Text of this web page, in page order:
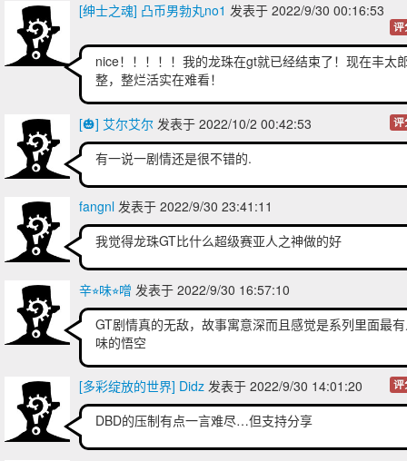
[绅士之魂] 凸币男勃丸no1 发表于 2022/9/30 00:16:53
评
nice！！！！！我的龙珠在gt就已经结束了！现在丰太
整，整烂活实在难看！
[🎃] 艾尔艾尔 发表于 2022/10/2 00:42:53 评
有一说一剧情还是很不错的.
fangnl 发表于 2022/9/30 23:41:11
我觉得龙珠GT比什么超级赛亚人之神做的好
辛⭐︎味⭐︎噌 发表于 2022/9/30 16:57:10
GT剧情真的无敌，故事寓意深而且感觉是系列里面最
味的悟空
[多彩绽放的世界] Didz 发表于 2022/9/30 14:01:20 评
DBD的压制有点一言难尽…但支持分享